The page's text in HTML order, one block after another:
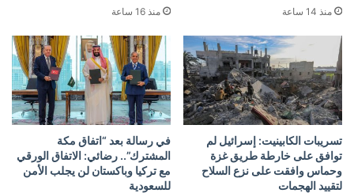
منذ 14 ساعة منذ 16 ساعة
تسريبات الكابينيت: إسرائيل لم
توافق على خارطة طريق غزة
وحماس وافقت على نزع السلاح
لتقييد الهجمات
في رسالة بعد “اتفاق مكة
المشترك”.. رضائي: الاتفاق الورقي
مع تركيا وباكستان لن يجلب الأمن
للسعودية